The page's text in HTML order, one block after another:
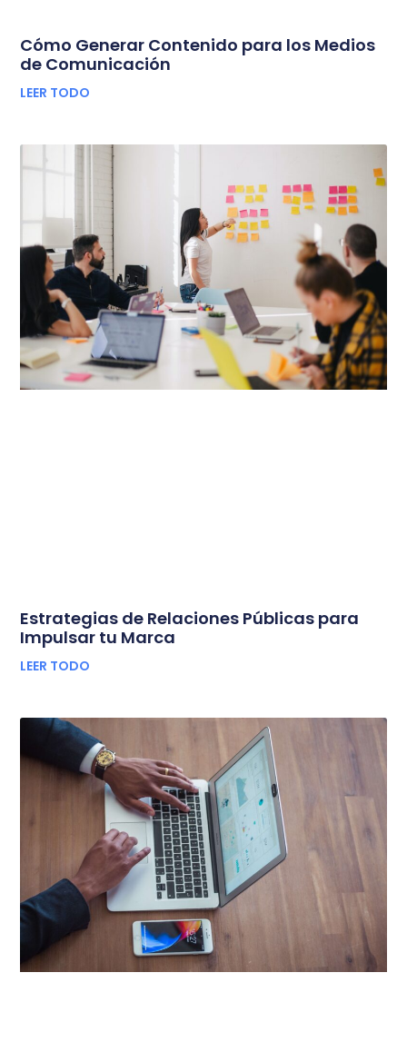
Cómo Generar Contenido para los Medios
de Comunicación
LEER TODO
Estrategias de Relaciones Públicas para
Impulsar tu Marca
LEER TODO